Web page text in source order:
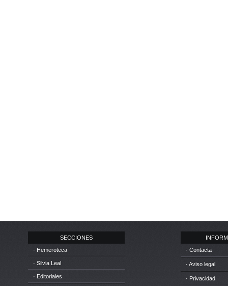
SECCIONES
· Hemeroteca
· Silvia Leal
· Editoriales
· Contacta
· Aviso legal
· Privacidad